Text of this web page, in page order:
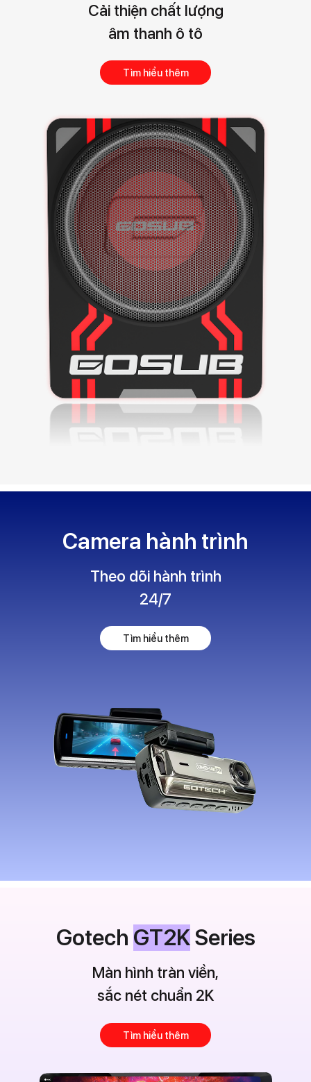
Cải thiện chất lượng
âm thanh ô tô
Tìm hiểu thêm
Camera hành trình
Theo dõi hành trình
24/7
Tìm hiểu thêm
Gotech GT2KSeries
Màn hình tràn viền,
sắc nét chuẩn 2K
Tìm hiểu thêm